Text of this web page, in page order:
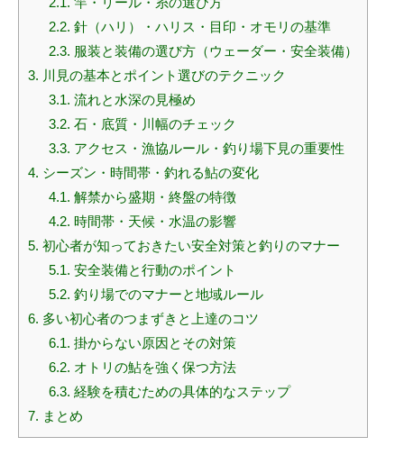
2.2. 針（ハリ）・ハリス・目印・オモリの基準
2.3. 服装と装備の選び方（ウェーダー・安全装備）
3. 川見の基本とポイント選びのテクニック
3.1. 流れと水深の見極め
3.2. 石・底質・川幅のチェック
3.3. アクセス・漁協ルール・釣り場下見の重要性
4. シーズン・時間帯・釣れる鮎の変化
4.1. 解禁から盛期・終盤の特徴
4.2. 時間帯・天候・水温の影響
5. 初心者が知っておきたい安全対策と釣りのマナー
5.1. 安全装備と行動のポイント
5.2. 釣り場でのマナーと地域ルール
6. 多い初心者のつまずきと上達のコツ
6.1. 掛からない原因とその対策
6.2. オトリの鮎を強く保つ方法
6.3. 経験を積むための具体的なステップ
7. まとめ